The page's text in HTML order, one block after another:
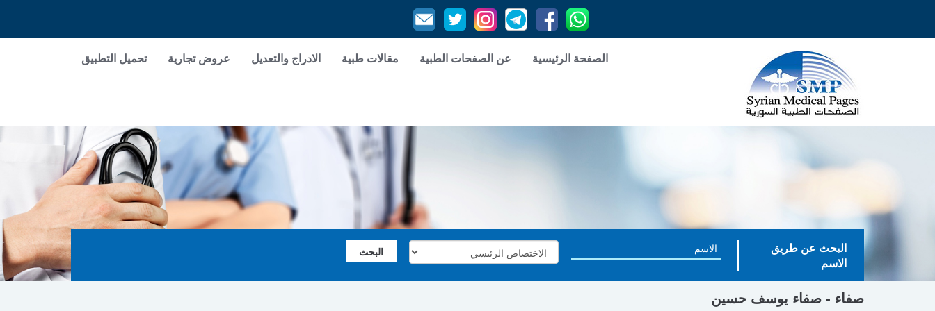
الصفحة الرئيسية عن الصفحات الطبية مقالات طبية الادراج والتعديل عروض تجارية تحميل التطبيق
البحث عن طريق
الاسم
صفاء - صفاء يوسف حسين